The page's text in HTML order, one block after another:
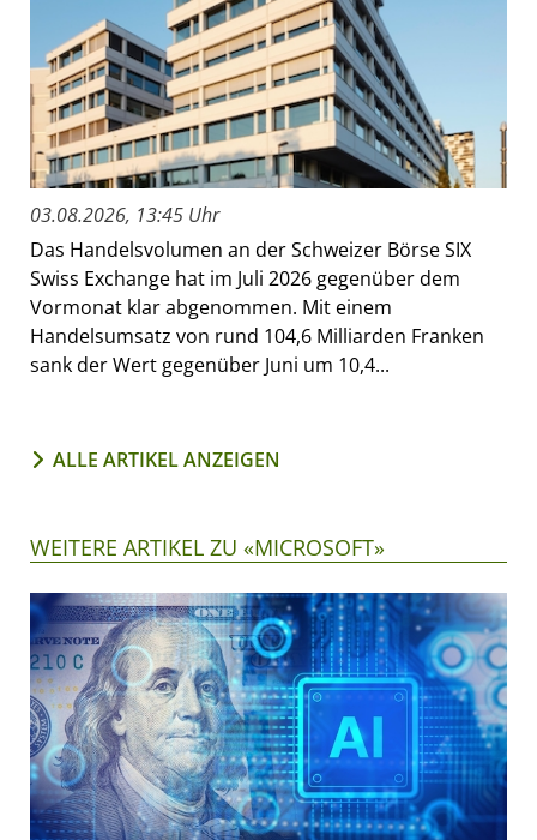
03.08.2026, 13:45 Uhr
Das Handelsvolumen an der Schweizer Börse SIX
Swiss Exchange hat im Juli 2026 gegenüber dem
Vormonat klar abgenommen. Mit einem
Handelsumsatz von rund 104,6 Milliarden Franken
sank der Wert gegenüber Juni um 10,4...
ALLE ARTIKEL ANZEIGEN
WEITERE ARTIKEL ZU «MICROSOFT»